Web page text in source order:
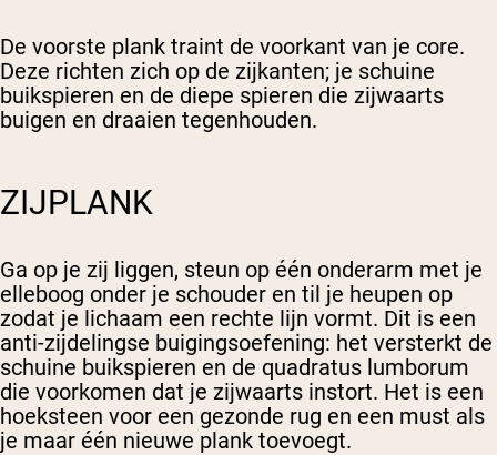
De voorste plank traint de voorkant van je core.
Deze richten zich op de zijkanten; je schuine
buikspieren en de diepe spieren die zijwaarts
buigen en draaien tegenhouden.
ZIJPLANK
Ga op je zij liggen, steun op één onderarm met je
elleboog onder je schouder en til je heupen op
zodat je lichaam een rechte lijn vormt. Dit is een
anti-zijdelingse buigingsoefening: het versterkt de
schuine buikspieren en de quadratus lumborum
die voorkomen dat je zijwaarts instort. Het is een
hoeksteen voor een gezonde rug en een must als
je maar één nieuwe plank toevoegt.